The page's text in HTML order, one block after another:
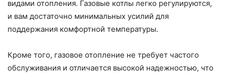
видами отопления. Газовые котлы легко регулируются,
и вам достаточно минимальных усилий для
поддержания комфортной температуры.
Кроме того, газовое отопление не требует частого
обслуживания и отличается высокой надежностью, что